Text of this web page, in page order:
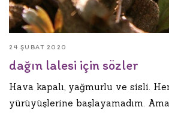
24 ŞUBAT 2020
dağın lalesi için sözler
Hava kapalı, yağmurlu ve sisli.
yürüyüşlerine başlayamadım.